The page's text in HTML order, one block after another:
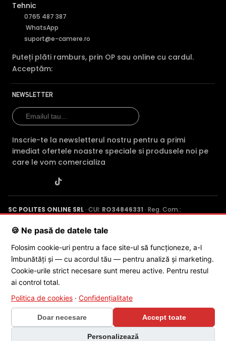
afisare a culorilor, iar pe timpul noptii acesta este retras
pentru a permite luminii in infrarosu sa treaca,
imbunatatind vizibilitatea camerei in modul alb/negru.
TRUE WDR (Wide Dinamic Range)
spate), ambele functii fiind utile atunci cand in zona
exista contrast puternic de iluminare, functia TRUE WDR
oferita de senzorul de imagine al camerei HIKVISION DS-
2CD2346G2PISUSL, compenseaza atat imaginea din prim
plan, cat si imaginea de fundal.
In plus, fata de functia D-WDR (Digital Wide Dinamic
Range), care este o functie software, care imbunatateste
imaginea in aceleasi conditii, functia True WDR care in
mod normal apar foarte intunecate, sa fie vizibile, insa
Tehnic
0765 487 387
WhatsApp
suport@e-camere.ro
Puteți plăti ramburs, prin OP sau online cu cardul.
Acceptăm:
NEWSLETTER
Inscrie-te la newsletterul nostru pentru a primi
imediat ofertele noastre speciale si produsele noi pe
care le vom comercializa
SC POLITES ONLINE SRL · CUI: RO34846331 · Reg. Com.:
Poenaru, Nr. 1, Craiova, Jud. Dolj ·
© 2026 SC POLITES ONLINE SRL
🍪 Ne pasă de datele tale
Folosim cookie-uri pentru a face site-ul să funcționeze, a-l
îmbunătăți și — cu acordul tău — pentru analiză și marketing.
Cookie-urile strict necesare sunt mereu active. Pentru restul
ai control total.
Politica de cookies · Confidențialitate
Doar necesare
Personalizează
Accept toate